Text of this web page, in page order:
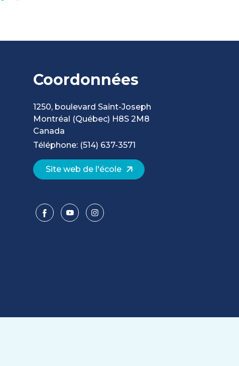
Coordonnées
1250, boulevard Saint-Joseph
Montréal (Québec) H8S 2M8
Canada
Téléphone: (514) 637-3571
Site web de l'école